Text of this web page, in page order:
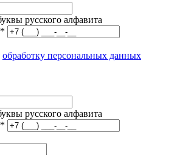
русского алфавита
*
обработку персональных данных
русского алфавита
*